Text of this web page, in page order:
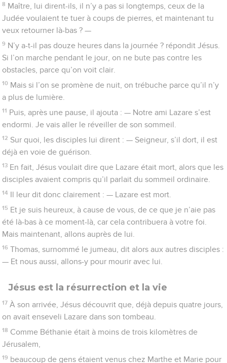
8 Maître, lui dirent-ils, il n’y a pas si longtemps, ceux de la
Judée voulaient te tuer à coups de pierres, et maintenant tu
veux retourner là-bas ? —
9 N’y a-t-il pas douze heures dans la journée ? répondit Jésus.
Si l’on marche pendant le jour, on ne bute pas contre les
obstacles, parce qu’on voit clair.
10 Mais si l’on se promène de nuit, on trébuche parce qu’il n’y
a plus de lumière.
11 Puis, après une pause, il ajouta : — Notre ami Lazare s’est
endormi. Je vais aller le réveiller de son sommeil.
12 Sur quoi, les disciples lui dirent : — Seigneur, s’il dort, il est
déjà en voie de guérison.
13 En fait, Jésus voulait dire que Lazare était mort, alors que les
disciples avaient compris qu’il parlait du sommeil ordinaire.
14 Il leur dit donc clairement : — Lazare est mort.
15 Et je suis heureux, à cause de vous, de ce que je n’aie pas
été là-bas à ce moment-là, car cela contribuera à votre foi.
Mais maintenant, allons auprès de lui.
16 Thomas, surnommé le jumeau, dit alors aux autres disciples :
— Et nous aussi, allons-y pour mourir avec lui.
Jésus est la résurrection et la vie
17 À son arrivée, Jésus découvrit que, déjà depuis quatre jours,
on avait enseveli Lazare dans son tombeau.
18 Comme Béthanie était à moins de trois kilomètres de
Jérusalem,
19 beaucoup de gens étaient venus chez Marthe et Marie pour